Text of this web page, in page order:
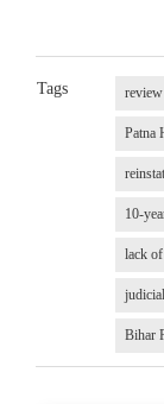
Tags
Patna
10-
lack
Bihar